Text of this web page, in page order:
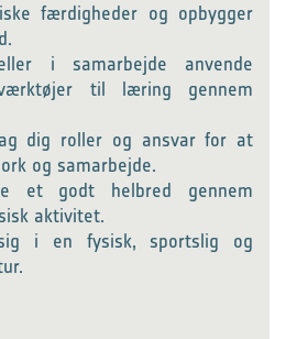
færdigheder og opbygger
i samarbejde anvende
til læring gennem
dig roller og ansvar for at
og samarbejde.
et godt helbred gennem
aktivitet.
i en fysisk, sportslig og